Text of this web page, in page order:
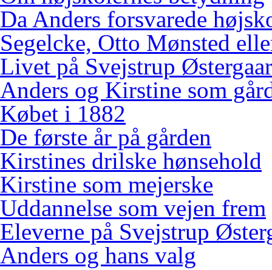
Da Anders forsvarede
Segelcke, Otto Mønsted
Livet på Svejstrup
Anders og Kirstine som
Købet i 1882
De første år på gården
Kirstines drilske hønsehold
Kirstine som mejerske
Uddannelse som vejen frem
Eleverne på Svejstrup
Anders og hans valg